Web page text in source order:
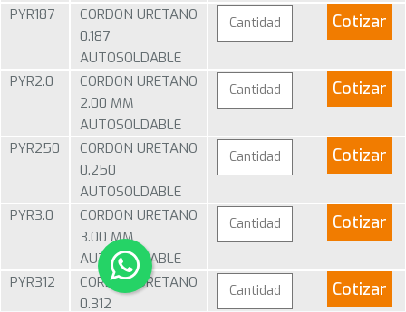
PYR187
CORDON URETANO
0.187
AUTOSOLDABLE
Cotizar
PYR2.0
CORDON URETANO
2.00 MM
AUTOSOLDABLE
Cotizar
PYR250
CORDON URETANO
0.250
AUTOSOLDABLE
Cotizar
PYR3.0
CORDON URETANO
3.00 MM
AUTOSOLDABLE
Cotizar
PYR312
CORDON URETANO
0.312
Cotizar